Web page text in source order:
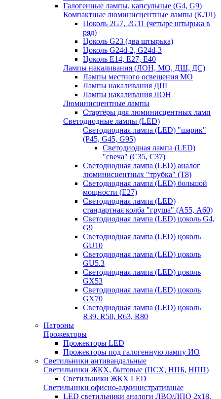
Галогенные лампы, капсульные (G4, G9)
Компактные люминисцентные лампы (КЛЛ)
Цоколь 2G7, 2G11 (четыре штырька в
ряд)
Цоколь G23 (два штырька)
Цоколь G24d-2, G24d-3
Цоколь Е14, Е27, Е40
Лампы накаливания (ЛОН, МО, ДШ, ДС)
Лампы местного освещения МО
Лампы накаливания ДШ
Лампы накаливания ЛОН
Люминисцентные лампы
Стартёры для люминисцентных ламп
Светодиодные лампы (LED)
Светодиодная лампа (LED) "шарик"
(P45, G45, G95)
Светодиодная лампа (LED)
"свеча" (С35, С37)
Светодиодная лампа (LED) аналог
люминисцентных "трубка" (T8)
Светодиодная лампа (LED) большой
мощности (Е27)
Светодиодная лампа (LED)
стандартная колба "груша" (А55, А60)
Светодиодная лампа (LED) цоколь G4,
G9
Светодиодная лампа (LED) цоколь
GU10
Светодиодная лампа (LED) цоколь
GU5.3
Светодиодная лампа (LED) цоколь
GX53
Светодиодная лампа (LED) цоколь
GX70
Светодиодная лампа (LED) цоколь
R39, R50, R63, R80
Патроны
Прожекторы
Прожекторы LED
Прожекторы под галогенную лампу ИО
Светильники антивандальные
Светильники ЖКХ, бытовые (ПСХ, НПБ, НПП)
Светильники ЖКХ LED
Светильники офисно-административные
LED светильники аналоги ЛВО/ЛПО 2х18,